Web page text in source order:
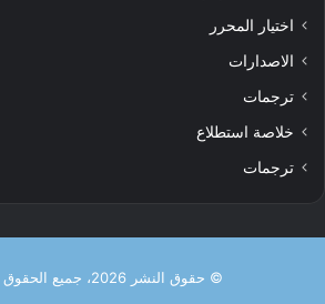
اختيار المحرر
الاصدارات
ترجمات
خلاصة استطلاع
ترجمات
© حقوق النشر 2026، جميع الحقوق محفوظة